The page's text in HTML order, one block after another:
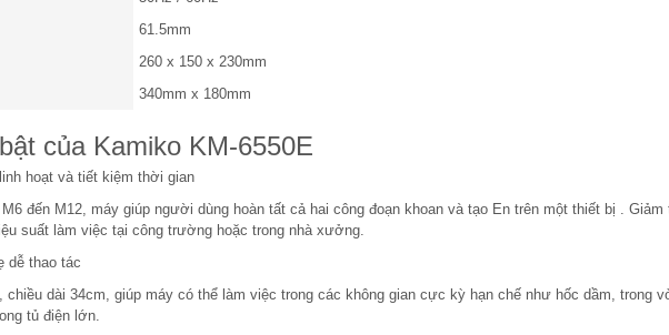
61.5mm
260 x 150 x 230mm
340mm x 180mm
của Kamiko KM-6550E
hoạt và tiết kiệm thời gian
đến M12, máy giúp người dùng hoàn tất cả hai công đoạn khoan và tạo En trên một thiết bị . Giảm
suất làm việc tại công trường hoặc trong nhà xưởng.
dễ thao tác
chiều dài 34cm, giúp máy có thể làm việc trong các không gian cực kỳ hạn chế như hốc dầm, trong
tủ điện lớn.